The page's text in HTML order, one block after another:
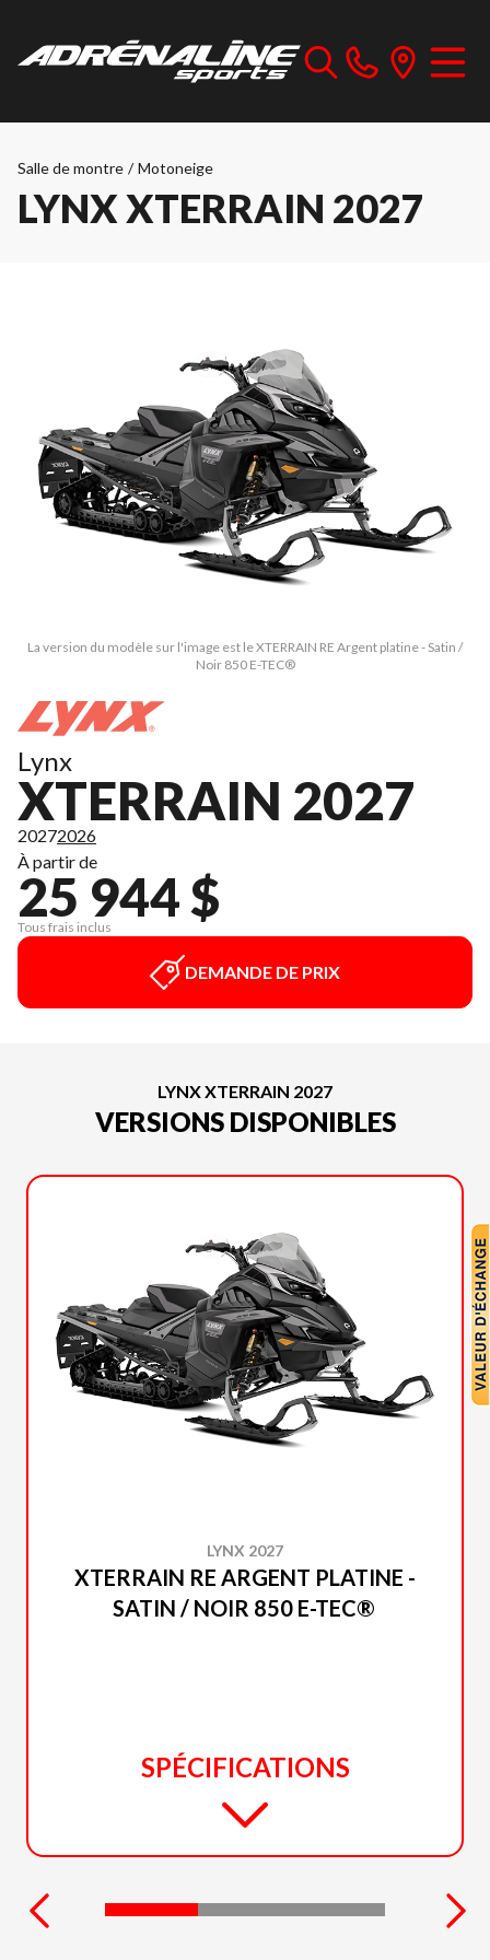
Salle de montre / Motoneige
LYNX XTERRAIN 2027
La version du modèle sur l'image est le XTERRAIN RE Argent platine - Satin /
Noir 850 E-TEC®
Lynx
XTERRAIN 2027
20272026
À partir de
25 944 $
Tous frais inclus
DEMANDE DE PRIX
LYNX XTERRAIN 2027
VERSIONS DISPONIBLES
LYNX 2027
XTERRAIN RE ARGENT PLATINE -
SATIN / NOIR 850 E-TEC®
SPÉCIFICATIONS